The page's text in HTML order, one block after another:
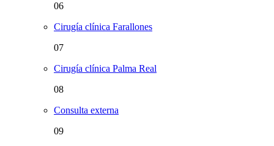
06
Cirugía clínica Farallones
07
Cirugía clínica Palma Real
08
Consulta externa
09